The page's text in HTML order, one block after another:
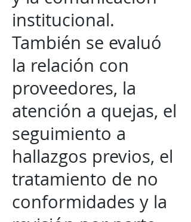
institucional.
También se evaluó
la relación con
proveedores, la
atención a quejas, el
seguimiento a
hallazgos previos, el
tratamiento de no
conformidades y la